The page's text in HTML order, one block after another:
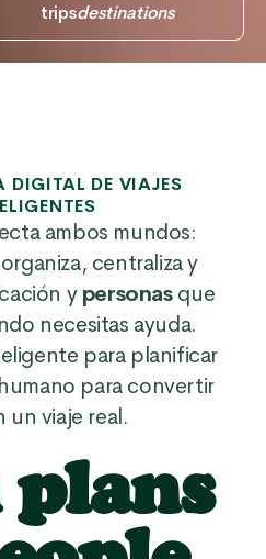
tripsdestinations
DIGITAL DE VIAJES
ambos mundos:
centraliza y
y personasque
necesitas ayuda.
para planificar
para convertir
un viaje real.
plans